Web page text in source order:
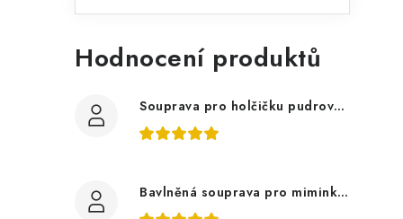
Hodnocení produktů
Souprava pro holčičku pudrově růžová, ptáčci květy
Bavlněná souprava pro miminko, zvířátka v lese